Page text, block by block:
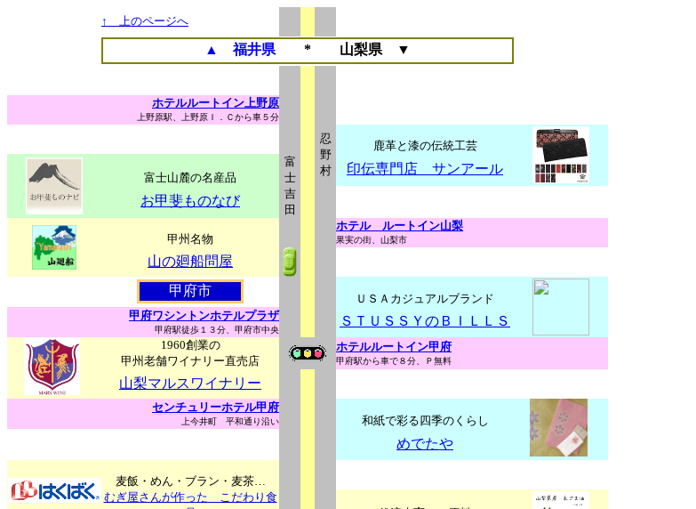
↑ 上のページへ
▲福井県 * 山梨県 ▼
ホテルルートイン上野原
上野原駅、上野原Ｉ．Ｃから車５分
忍
野
村
鹿革と漆の伝統工芸
富士山麓の名産品
富
士
吉
田
印伝専門店 サンアール
お甲斐ものなび
甲州名物
ホテル ルートイン山梨
果実の街、山梨市
山の廻船問屋
甲府市
ＵＳＡカジュアルブランド
甲府ワシントンホテルプラザ
甲府駅徒歩１３分、甲府市中央
ＳＴＵＳＳＹのＢＩＬＬＳ
1960創業の
甲州老舗ワイナリー直売店
ホテルルートイン甲府
甲府駅から車で８分、Ｐ無料
山梨マルスワイナリー
センチュリーホテル甲府
上今井町 平和通り沿い 和紙で彩る四季のくらし
めでたや
麦飯・めん・ブラン・麦茶…
むぎ屋さんが作った こだわり食